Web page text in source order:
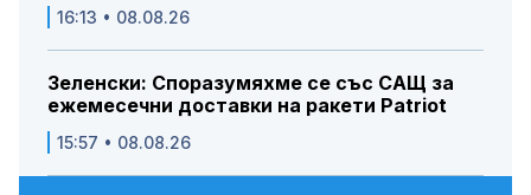
16:13 • 08.08.26
Зеленски: Споразумяхме се със САЩ за
ежемесечни доставки на ракети Patriot
15:57 • 08.08.26